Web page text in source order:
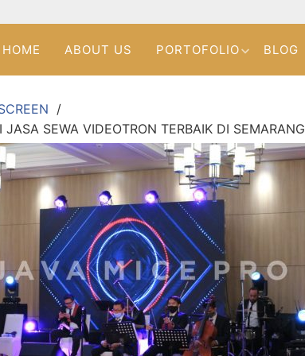
HOME ABOUT US PORTOFOLIO BLOG
JASA SEWA VIDEOTRON TERBAIK DI SEMARANG